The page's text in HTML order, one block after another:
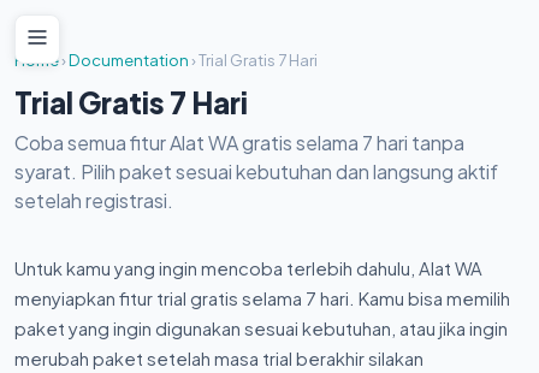
Home›Documentation›Trial Gratis 7 Hari
Trial Gratis 7 Hari
Coba semua fitur Alat WA gratis selama 7 hari tanpa
syarat. Pilih paket sesuai kebutuhan dan langsung aktif
setelah registrasi.
Untuk kamu yang ingin mencoba terlebih dahulu, Alat WA
menyiapkan fitur trial gratis selama 7 hari. Kamu bisa memilih
paket yang ingin digunakan sesuai kebutuhan, atau jika ingin
merubah paket setelah masa trial berakhir silakan